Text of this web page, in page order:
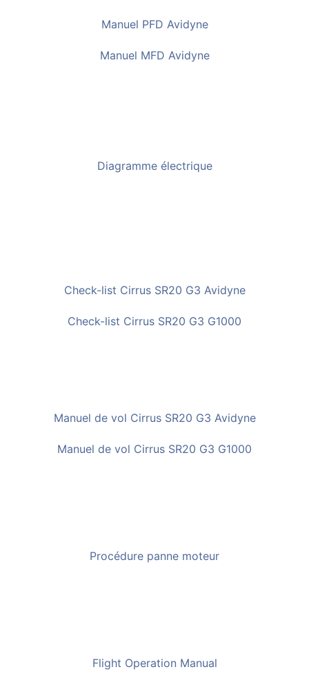
Manuel PFD Avidyne
Manuel MFD Avidyne
Diagramme électrique
Check-list Cirrus SR20 G3 Avidyne
Check-list Cirrus SR20 G3 G1000
Manuel de vol Cirrus SR20 G3 Avidyne
Manuel de vol Cirrus SR20 G3 G1000
Procédure panne moteur
Flight Operation Manual